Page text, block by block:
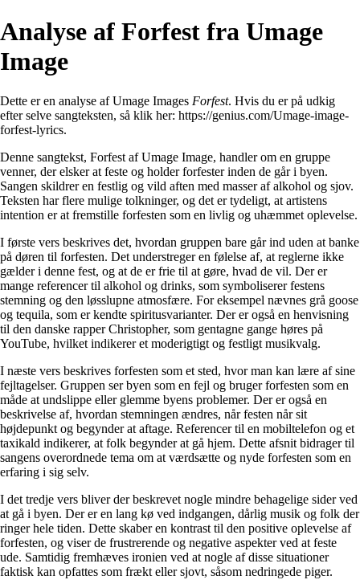
Analyse af Forfest fra Umage
Image
Dette er en analyse af Umage Images Forfest. Hvis du er på udkig
efter selve sangteksten, så klik her: https://genius.com/Umage-image-
forfest-lyrics.
Denne sangtekst, Forfest af Umage Image, handler om en gruppe
venner, der elsker at feste og holder forfester inden de går i byen.
Sangen skildrer en festlig og vild aften med masser af alkohol og sjov.
Teksten har flere mulige tolkninger, og det er tydeligt, at artistens
intention er at fremstille forfesten som en livlig og uhæmmet oplevelse.
I første vers beskrives det, hvordan gruppen bare går ind uden at banke
på døren til forfesten. Det understreger en følelse af, at reglerne ikke
gælder i denne fest, og at de er frie til at gøre, hvad de vil. Der er
mange referencer til alkohol og drinks, som symboliserer festens
stemning og den løsslupne atmosfære. For eksempel nævnes grå goose
og tequila, som er kendte spiritusvarianter. Der er også en henvisning
til den danske rapper Christopher, som gentagne gange høres på
YouTube, hvilket indikerer et moderigtigt og festligt musikvalg.
I næste vers beskrives forfesten som et sted, hvor man kan lære af sine
fejltagelser. Gruppen ser byen som en fejl og bruger forfesten som en
måde at undslippe eller glemme byens problemer. Der er også en
beskrivelse af, hvordan stemningen ændres, når festen når sit
højdepunkt og begynder at aftage. Referencer til en mobiltelefon og et
taxikald indikerer, at folk begynder at gå hjem. Dette afsnit bidrager til
sangens overordnede tema om at værdsætte og nyde forfesten som en
erfaring i sig selv.
I det tredje vers bliver der beskrevet nogle mindre behagelige sider ved
at gå i byen. Der er en lang kø ved indgangen, dårlig musik og folk der
ringer hele tiden. Dette skaber en kontrast til den positive oplevelse af
forfesten, og viser de frustrerende og negative aspekter ved at feste
ude. Samtidig fremhæves ironien ved at nogle af disse situationer
faktisk kan opfattes som frækt eller sjovt, såsom nedringede piger.